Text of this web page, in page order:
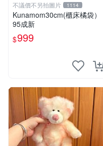
不議價不另拍圖片 1114
Kunamom30cm(櫃床橘袋）
95成新
$999